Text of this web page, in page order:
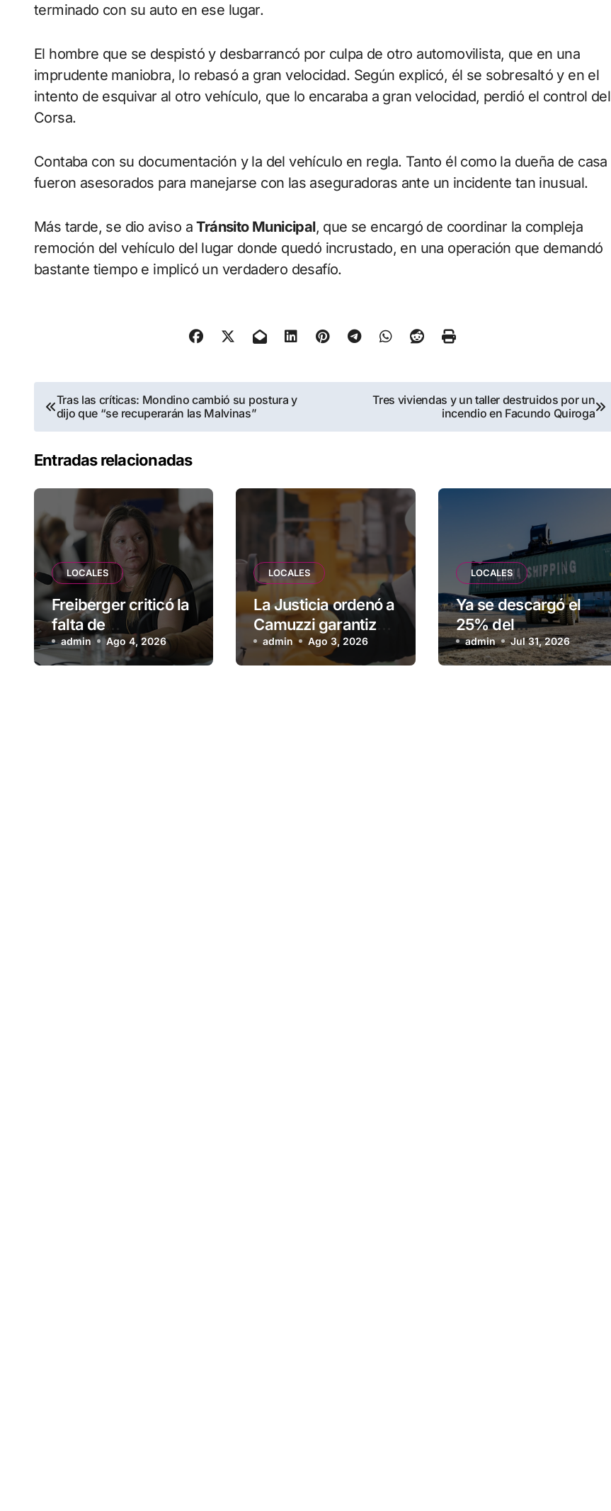
terminado con su auto en ese lugar.
El hombre que se despistó y desbarrancó por culpa de otro automovilista, que en una
imprudente maniobra, lo rebasó a gran velocidad. Según explicó, él se sobresaltó y en el
intento de esquivar al otro vehículo, que lo encaraba a gran velocidad, perdió el control del
Corsa.
Contaba con su documentación y la del vehículo en regla. Tanto él como la dueña de casa
fueron asesorados para manejarse con las aseguradoras ante un incidente tan inusual.
Más tarde, se dio aviso aTránsito Municipal, que se encargó de coordinar la compleja
remoción del vehículo del lugar donde quedó incrustado, en una operación que demandó
bastante tiempo e implicó un verdadero desafío.
Navegación
de
entradas
Tras las críticas: Mondino cambió su postura y
dijo que “se recuperarán las Malvinas”
Tres viviendas y un taller destruidos por un
incendio en Facundo Quiroga
Entradas relacionadas
LOCALES
Freiberger criticó la
falta de
planificación
habitacional del
admin Ago 4, 2026
LOCALES
La Justicia ordenó a
Camuzzi garantizar
el suministro de gas
a una familia de
admin Ago 3, 2026
LOCALES
Ya se descargó el
25% del
equipamiento para
la nueva usina de
admin Jul 31, 2026